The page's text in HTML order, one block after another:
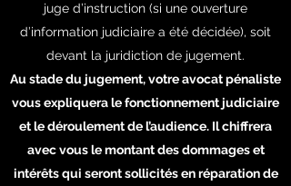
juge d’instruction (si une ouverture
d’information judiciaire a été décidée), soit
devant la juridiction de jugement.
Au stade du jugement, votre avocat pénaliste
vous expliquera le fonctionnement judiciaire
et le déroulement de l’audience. Il chiffrera
avec vous le montant des dommages et
intérêts qui seront sollicités en réparation de